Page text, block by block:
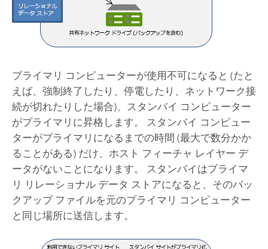
プライマリ コンピューターが使用不可になると (たと
えば、強制終了したり、停電したり、ネットワーク接
続が切れたりした場合)、スタンバイ コンピューター
がプライマリに昇格します。 スタンバイ コンピュー
ターがプライマリになるまでの時間 (最大で数分かか
ることがある) だけ、ホスト フィーチャ レイヤー デ
ータがないことになります。 スタンバイはプライマ
リ リレーショナル データ ストアになると、そのバッ
クアップ ファイルを元のプライマリ コンピューター
と同じ場所に送信します。